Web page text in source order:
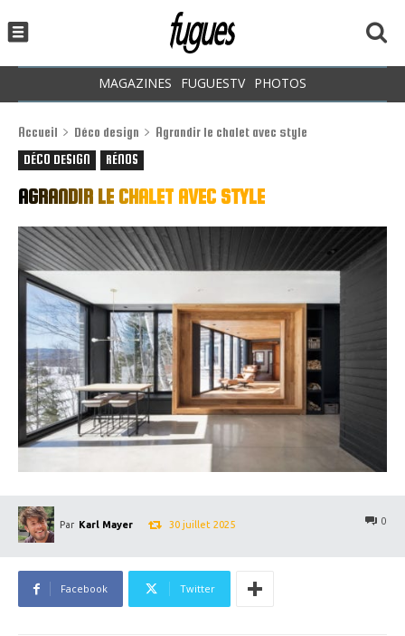
MAGAZINES FUGUESTV PHOTOS
Accueil Déco design
Agrandir le chalet avec style
DÉCO DESIGN
RÉNOS
AGRANDIR LE CHALET AVEC STYLE
Par Karl Mayer 0
30 juillet 2025
Facebook Twitter